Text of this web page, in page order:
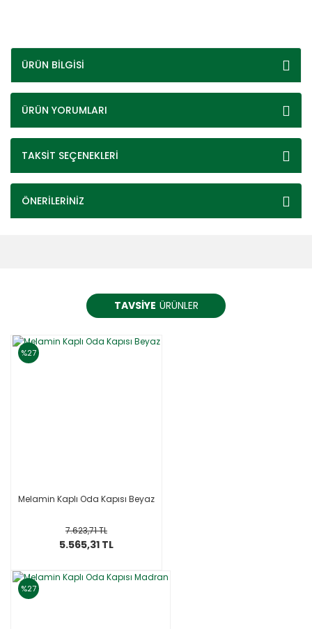
ÜRÜN BİLGİSİ
ÜRÜN YORUMLARI
TAKSİT SEÇENEKLERİ
ÖNERİLERİNİZ
TAVSİYE ÜRÜNLER
%27
Melamin Kaplı Oda Kapısı Beyaz
7.623,71 TL
5.565,31 TL
%27